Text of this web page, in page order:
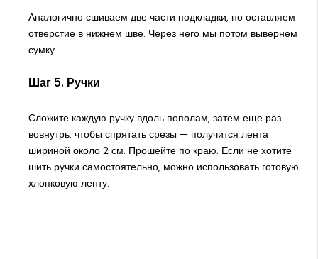
Аналогично сшиваем две части подкладки, но оставляем
отверстие в нижнем шве. Через него мы потом вывернем
сумку.
Шаг 5. Ручки
Сложите каждую ручку вдоль пополам, затем еще раз
вовнутрь, чтобы спрятать срезы — получится лента
шириной около 2 см. Прошейте по краю. Если не хотите
шить ручки самостоятельно, можно использовать готовую
хлопковую ленту.